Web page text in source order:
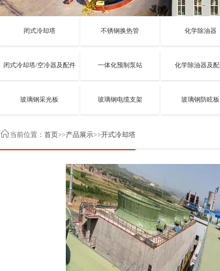
闭式冷却塔 不锈钢换热管 化学除油器
闭式冷却塔/空冷器及配件 一体化预制泵站 化学除油器及
玻璃钢采光板 玻璃钢电缆支架 玻璃钢防眩板
当前位置： 首页>>产品展示>>开式冷却塔